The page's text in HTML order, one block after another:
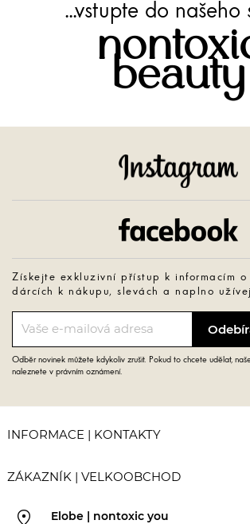
...vstupte do našeho
beauty
Získejte exkluzivní přístup k informacím o
dárcích k nákupu, slevách a naplno
Odběr novinek můžete kdykoliv zrušit. Pokud to chcete udělat,
naleznete v právním oznámení.
INFORMACE | KONTAKTY
ZÁKAZNÍK | VELKOOBCHOD
Elobe | nontoxic you